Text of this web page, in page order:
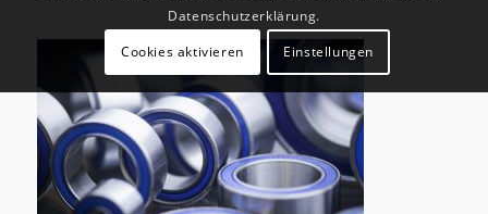
Datenschutzerklärung.
Cookies aktivieren
Einstellungen